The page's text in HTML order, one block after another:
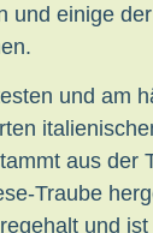
und einige
und am
aus der
Traube
und